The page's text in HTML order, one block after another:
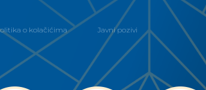
o kolačićima Javni pozivi